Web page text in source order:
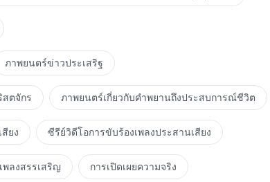
ากเวลาหลายปีในการสมาคมกับ
าวะความเป็นมนุษย์และความจริงเท่านั้น แต่ยิ่งไปกว่านั้น
จ้าไม่เพียงมีความโอหังเป็นสองเท่าของก่อนหน้านี้
ช่นกัน ถึงขั้นที่ว่าเจ้ามาคำนึงถึงเราว่าเป็นผู้ช่วยตัวน้อย
ยงแค่ผิว อีกต่อไปแล้ว แต่กลับได้เจาะเข้าไปถึงกระดูก
างหนึ่งซึ่งสมควรแก่ความตาย บาปอันไม่สามารถยกโทษ
รงมาก เมื่อเวลานั้นมาถึง จงอย่า
ภาพยนตร์ข่าวประเสริฐ
ตจักร ภาพยนตร์เกี่ยวกับคำพยานถึงประสบการณ์ชีวิต
ยง ซีรีย์วิดีโอการขับร้องเพลงประสานเสียง
พลงสรรเสริญ การเปิดเผยความจริง